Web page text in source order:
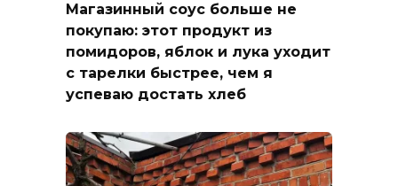
Магазинный соус больше не
покупаю: этот продукт из
помидоров, яблок и лука уходит
с тарелки быстрее, чем я
успеваю достать хлеб